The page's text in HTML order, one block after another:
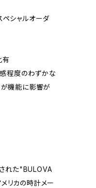
ペシャルオーダ
有
程度のわずかな
機能に影響が
れた"BULOVA
リカの時計メー